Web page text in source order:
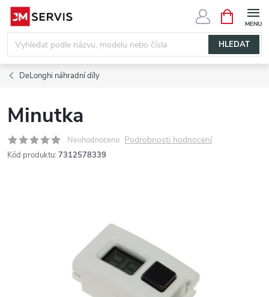
Přejít
obsah
HLEDAT
NÁKUPNÍ
KOŠÍK
DeLonghi náhradní díly
Minutka
Neohodnoceno Podrobnosti hodnocení
Kód produktu: 7312578339